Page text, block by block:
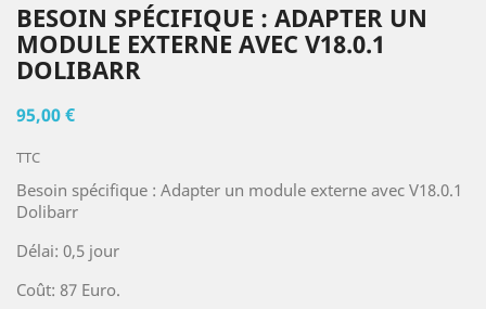
BESOIN SPÉCIFIQUE : ADAPTER UN
MODULE EXTERNE AVEC V18.0.1
DOLIBARR
95,00 €
TTC
Besoin spécifique : Adapter un module externe avec V18.0.1
Dolibarr
Délai: 0,5 jour
Coût: 87 Euro.